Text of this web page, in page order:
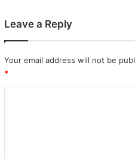
Leave a Reply
Your email address will not be
*